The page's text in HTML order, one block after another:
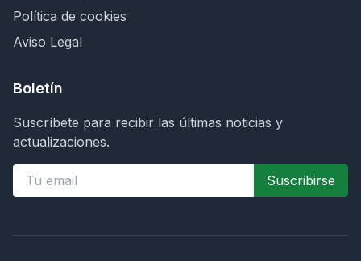
Política de cookies
Aviso Legal
Boletín
Suscríbete para recibir las últimas noticias y
actualizaciones.
Suscribirse